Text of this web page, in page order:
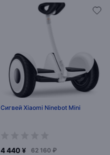
Сигвей Xiaomi Ninebot Mini
4 440 ¥ 62 160 ₽